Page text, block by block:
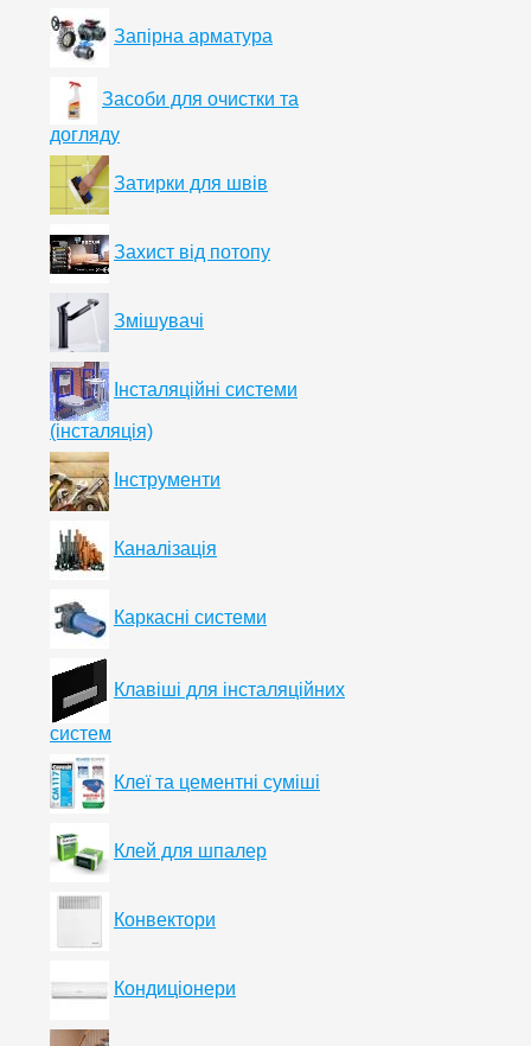
Запірна арматура
Засоби для очистки та
догляду
Затирки для швів
Захист від потопу
Змішувачі
Інсталяційні системи
(інсталяція)
Інструменти
Каналізація
Каркасні системи
Клавіші для інсталяційних
систем
Клеї та цементні суміші
Клей для шпалер
Конвектори
Кондиціонери